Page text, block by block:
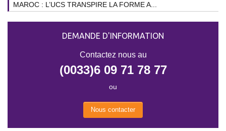
MAROC : L’UCS TRANSPIRE LA FORME A...
DEMANDE D'INFORMATION
Contactez nous au
(0033)6 09 71 78 77
ou
Nous contacter